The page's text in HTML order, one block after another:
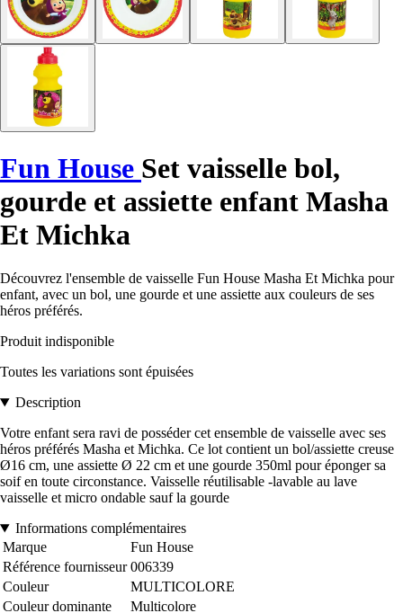
Fun House Set vaisselle bol,
gourde et assiette enfant Masha
Et Michka
Découvrez l'ensemble de vaisselle Fun House Masha Et Michka pour
enfant, avec un bol, une gourde et une assiette aux couleurs de ses
héros préférés.
Produit indisponible
Toutes les variations sont épuisées
Description
Votre enfant sera ravi de posséder cet ensemble de vaisselle avec ses
héros préférés Masha et Michka. Ce lot contient un bol/assiette creuse
Ø16 cm, une assiette Ø 22 cm et une gourde 350ml pour éponger sa
soif en toute circonstance. Vaisselle réutilisable -lavable au lave
vaisselle et micro ondable sauf la gourde
Informations complémentaires
Marque
Fun House
Référence fournisseur 006339
Couleur
MULTICOLORE
Couleur dominante
Multicolore